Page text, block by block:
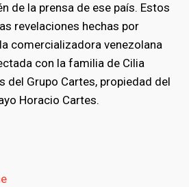
de la prensa de ese país. Estos
revelaciones hechas por
comercializadora venezolana
con la familia de Cilia
del Grupo Cartes, propiedad del
Horacio Cartes.